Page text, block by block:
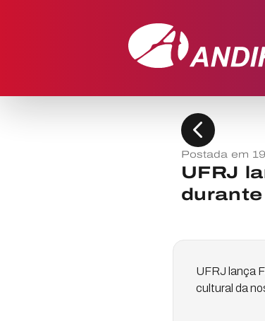
chevron_left
Postada em
UFRJ
UFRJ lança
cultural da